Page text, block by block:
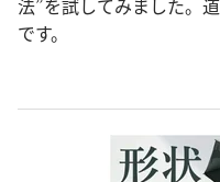
法”を試してみました。
です。